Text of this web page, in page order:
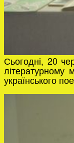
Сьогодні, 20
літературному
українського